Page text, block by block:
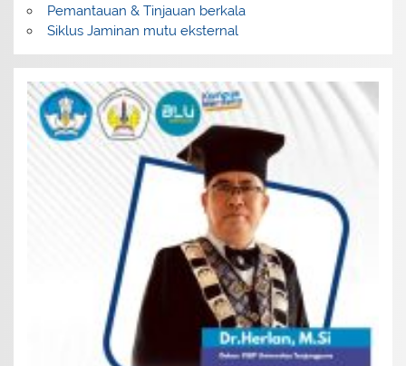
Pemantauan & Tinjauan berkala
Siklus Jaminan mutu eksternal